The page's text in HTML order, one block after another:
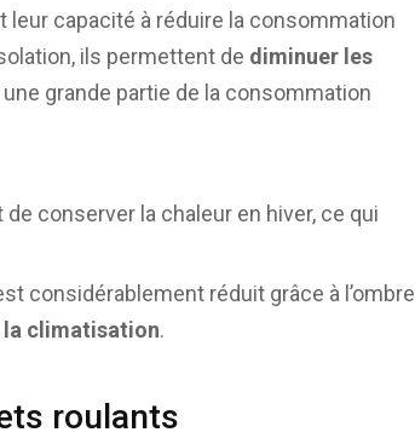
capacité à réduire la consommation
ils permettent de diminuer les
grande partie de la consommation
conserver la chaleur en hiver, ce qui
considérablement réduit grâce à l’ombre
la climatisation.
roulants